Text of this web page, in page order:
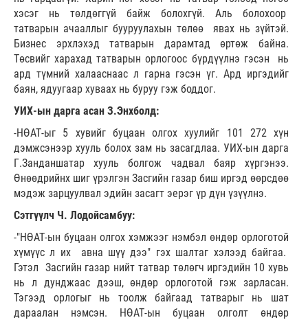
хэсэг нь төлдөггүй байж болохгүй. Аль болохоор
татварын ачааллыг бууруулахын төлөө явах нь зүйтэй.
Бизнес эрхлэхэд татварын дарамтад өртөж байна.
Төсвийг харахад татварын орлогоос бүрдүүлнэ гэсэн нь
ард түмний халааснаас л гарна гэсэн үг. Ард иргэдийг
баян, ядуугаар хуваах нь буруу гэж боддог.
УИХ-ын дарга асан З.Энхболд:
-НӨАТ-ыг 5 хувийг буцаан олгох хуулийг 101 272 хүн
дэмжсэнээр хууль болох зам нь засагдлаа. УИХ-ын дарга
Г.Занданшатар хууль болгож чадвал баяр хүргэнээ.
Өнөөдрийнх шиг үрэлгэн Засгийн газар биш иргэд өөрсдөө
мэдэж зарцуулвал эдийн засагт эерэг үр дүн үзүүлнэ.
Сэтгүүлч Ч. Лодойсамбуу:
-"НӨАТ-ын буцаан олгох хэмжээг нэмбэл өндөр орлоготой
хүмүүс л их авна шүү дээ" гэх шалтаг хэлээд байгаа.
Гэтэл Засгийн газар нийт татвар төлөгч иргэдийн 10 хувь
нь л дунджаас дээш, өндөр орлоготой гэж зарласан.
Тэгээд орлогыг нь тоолж байгаад татварыг нь шат
дараалан нэмсэн. НӨАТ-ын буцаан олголт өндөр